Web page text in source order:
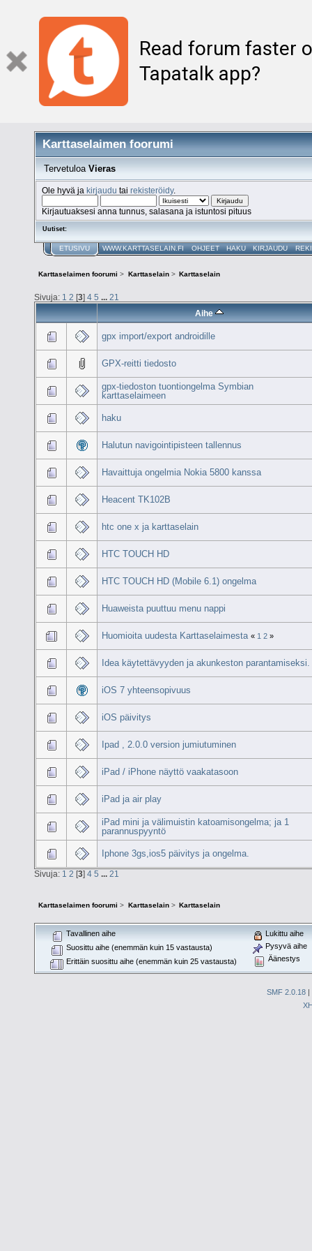
Read forum faster
Tapatalk app?
Karttaselaimen foorumi
Tervetuloa Vieras
Ole hyvä jakirjaudu tairekisteröidy.
Kirjautuaksesi anna tunnus, salasana ja istuntosi pituus
Uutiset:
ETUSIVU WWW.KARTTASELAIN.FI OHJEET HAKU KIRJAUDU
Karttaselaimen foorumi > Karttaselain> Karttaselain
Sivuja: 1 2 [3] 4 5 ... 21
Aihe
gpx import/export androidille
GPX-reitti tiedosto
gpx-tiedoston tuontiongelma Symbian
karttaselaimeen
haku
Halutun navigointipisteen tallennus
Havaittuja ongelmia Nokia 5800 kanssa
Heacent TK102B
htc one x ja karttaselain
HTC TOUCH HD
HTC TOUCH HD (Mobile 6.1) ongelma
Huaweista puuttuu menu nappi
Huomioita uudesta Karttaselaimesta « 1 2 »
Idea käytettävyyden ja akunkeston parantamiseksi.
iOS 7 yhteensopivuus
iOS päivitys
Ipad , 2.0.0 version jumiutuminen
iPad / iPhone näyttö vaakatasoon
iPad ja air play
iPad mini ja välimuistin katoamisongelma; ja 1
parannuspyyntö
Iphone 3gs,ios5 päivitys ja ongelma.
Sivuja: 1 2 [3] 4 5 ... 21
Karttaselaimen foorumi > Karttaselain> Karttaselain
Tavallinen aihe
Suosittu aihe (enemmän kuin 15 vastausta)
Erittäin suosittu aihe (enemmän kuin 25 vastausta)
Lukittu aihe
Pysyvä aihe
Äänestys
SMF 2.0.18 |